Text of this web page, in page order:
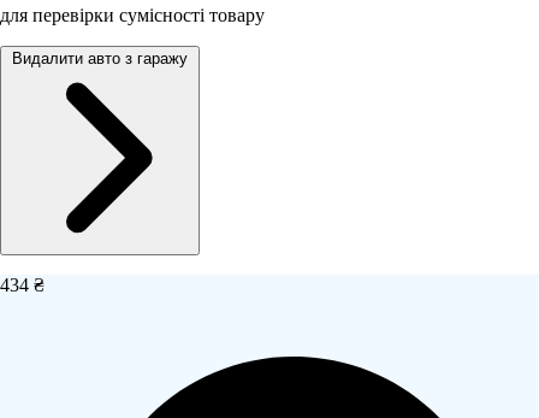
для перевірки сумісності товару
Видалити авто з гаражу
434 ₴